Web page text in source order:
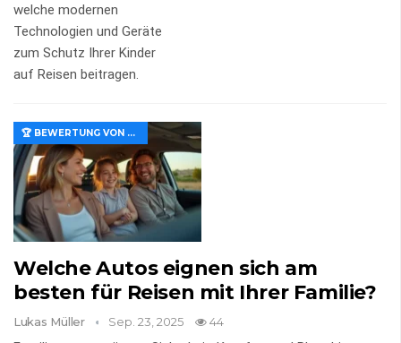
welche modernen
Technologien und Geräte
zum Schutz Ihrer Kinder
auf Reisen beitragen.
🏆 BEWERTUNG VON MERKMALEN UND WERT
Welche Autos eignen sich am
besten für Reisen mit Ihrer Familie?
Lukas Müller Sep. 23, 2025 44